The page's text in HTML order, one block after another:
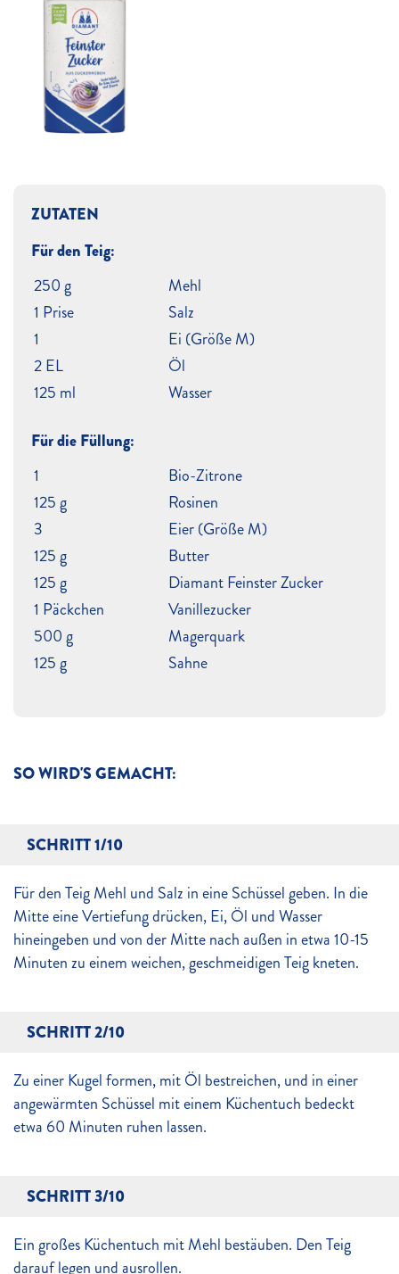
SO WIRD'S GEMACHT:
SCHRITT 1/10
Für den Teig Mehl und Salz in eine Schüssel geben. In die
Mitte eine Vertiefung drücken, Ei, Öl und Wasser
hineingeben und von der Mitte nach außen in etwa 10-15
Minuten zu einem weichen, geschmeidigen Teig kneten.
SCHRITT 2/10
Zu einer Kugel formen, mit Öl bestreichen, und in einer
angewärmten Schüssel mit einem Küchentuch bedeckt
etwa 60 Minuten ruhen lassen.
SCHRITT 3/10
Ein großes Küchentuch mit Mehl bestäuben. Den Teig
darauf legen und ausrollen.
ZUTATEN
Für den Teig:
250 g
Mehl
1 Prise
Salz
1
Ei (Größe M)
2 EL
Öl
125 ml
Wasser
Für die Füllung:
1
Bio-Zitrone
125 g
Rosinen
3
Eier (Größe M)
125 g
Butter
125 g
Diamant Feinster Zucker
1 Päckchen
Vanillezucker
500 g
Magerquark
125 g
Sahne